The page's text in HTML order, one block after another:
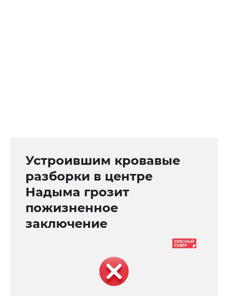
Устроившим кровавые
разборки в центре
Надыма грозит
пожизненное
заключение